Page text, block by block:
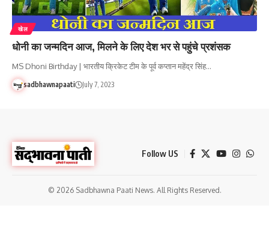
खेल
धोनी का जन्मदिन आज, मिलने के लिए देश भर से पहुंचे प्रशंसक
MS Dhoni Birthday | भारतीय क्रिकेट टीम के पूर्व कप्तान महेंद्र सिंह…
sadbhawnapaati July 7, 2023
Follow US
© 2026 Sadbhawna Paati News. All Rights Reserved.